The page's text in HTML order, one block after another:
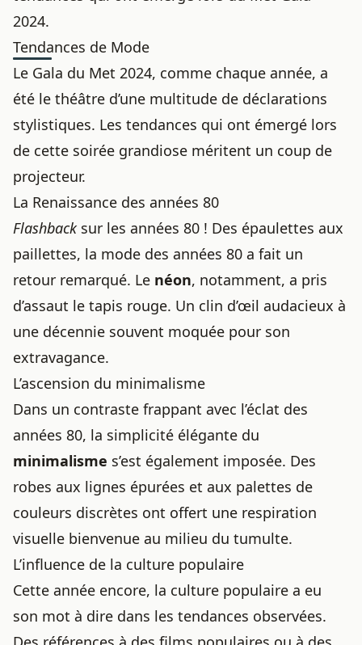
2024.
Tendances de Mode
Le Gala du Met 2024, comme chaque année, a
été le théâtre d’une multitude de déclarations
stylistiques. Les tendances qui ont émergé lors
de cette soirée grandiose méritent un coup de
projecteur.
La Renaissance des années 80
Flashbacksur les années 80 ! Des épaulettes aux
paillettes, la mode des années 80 a fait un
retour remarqué. Le néon, notamment, a pris
d’assaut le tapis rouge. Un clin d’œil audacieux à
une décennie souvent moquée pour son
extravagance.
L’ascension du minimalisme
Dans un contraste frappant avec l’éclat des
années 80, la simplicité élégante du
minimalisme s’est également imposée. Des
robes aux lignes épurées et aux palettes de
couleurs discrètes ont offert une respiration
visuelle bienvenue au milieu du tumulte.
L’influence de la culture populaire
Cette année encore, la culture populaire a eu
son mot à dire dans les tendances observées.